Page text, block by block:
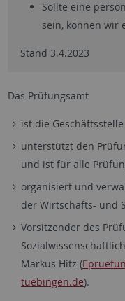
Sollte eine
sein, können wir
Stand 3.4.2023
Das Prüfungsamt
ist die
unterstützt den
und ist für alle
organisiert und
der Wirtschafts- und
Vorsitzender des
Markus Hitz (
tuebingen.de).